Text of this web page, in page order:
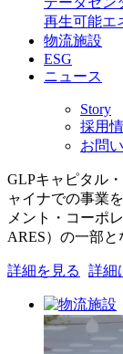
再生可能エ
物流施設
ESG
ニュース
Story
採用
お問
GLPキャピタル
ャイナでの事業
メント・コーポ
ARES）の一部と
詳細を見る 詳細